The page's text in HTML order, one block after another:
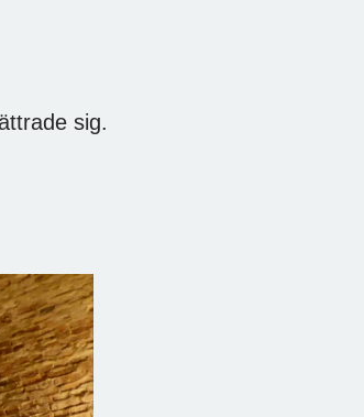
sig.